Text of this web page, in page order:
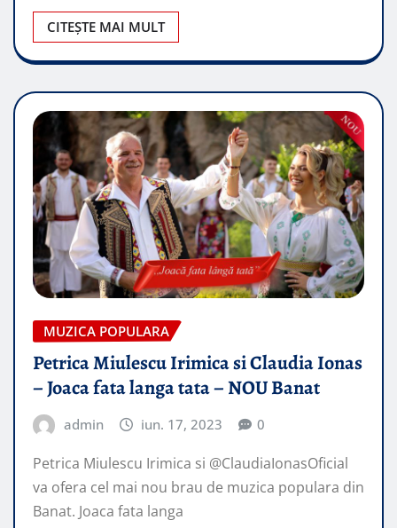
CITEȘTE MAI MULT
MUZICA POPULARA
Petrica Miulescu Irimica si Claudia Ionas
– Joaca fata langa tata – NOU Banat
admin iun. 17, 2023 0
Petrica Miulescu Irimica si @ClaudiaIonasOficial
va ofera cel mai nou brau de muzica populara din
Banat. Joaca fata langa